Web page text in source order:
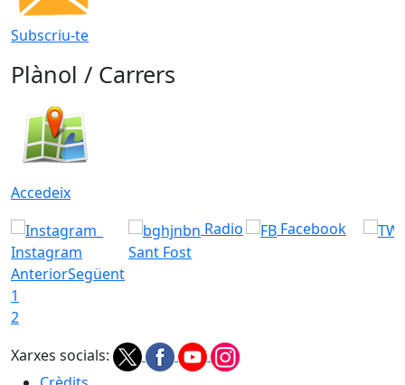
Subscriu-te
Plànol / Carrers
Accedeix
Instagram
Radio
Sant Fost
Facebook
AnteriorSegüent
1
2
Xarxes socials: